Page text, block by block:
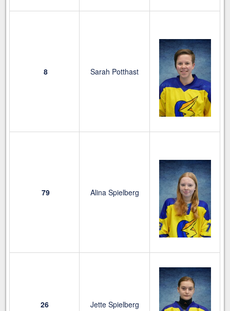
8 Sarah Potthast
79 Alina Spielberg
26 Jette Spielberg